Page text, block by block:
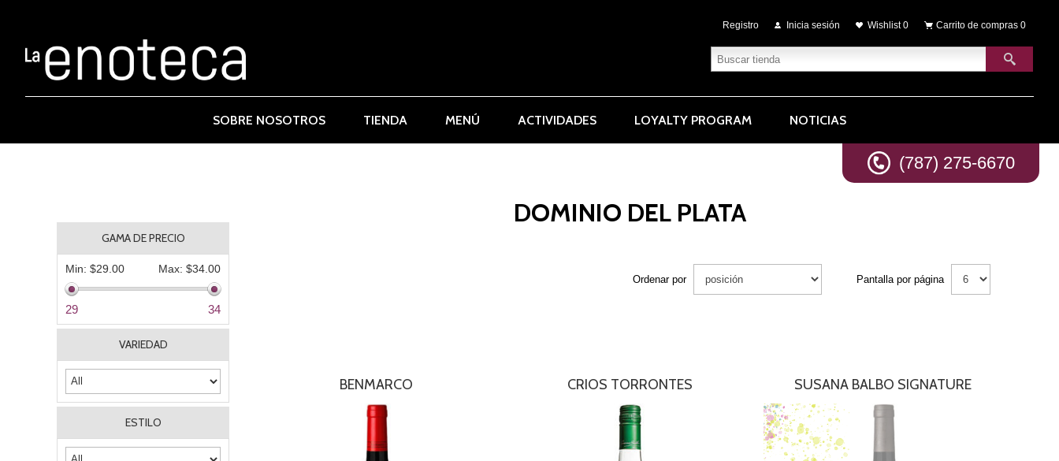
Registro Inicia sesión Wishlist 0 Carrito de compras 0
(787) 275-6670
SOBRE NOSOTROS TIENDA MENÚ ACTIVIDADES LOYALTY PROGRAM NOTICIAS
DOMINIO DEL PLATA
Ordenar por Pantalla por página
BENMARCO CRIOS TORRONTES SUSANA BALBO SIGNATURE
GAMA DE PRECIO
Min: $29.00 Max: $34.00
29 34
VARIEDAD
ESTILO